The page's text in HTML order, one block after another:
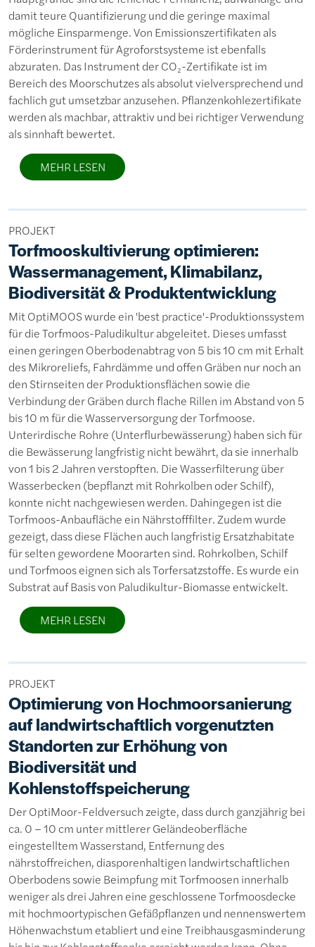
damit teure Quantifizierung und die geringe maximal
mögliche Einsparmenge. Von Emissionszertifikaten als
Förderinstrument für Agroforstsysteme ist ebenfalls
abzuraten. Das Instrument der CO₂-Zertifikate ist im
Bereich des Moorschutzes als absolut vielversprechend und
fachlich gut umsetzbar anzusehen. Pflanzenkohlezertifikate
werden als machbar, attraktiv und bei richtiger Verwendung
als sinnhaft bewertet.
MEHR LESEN
PROJEKT
Torfmooskultivierung optimieren:
Wassermanagement, Klimabilanz,
Biodiversität & Produktentwicklung
Mit OptiMOOS wurde ein 'best practice'-Produktionssystem
für die Torfmoos-Paludikultur abgeleitet. Dieses umfasst
einen geringen Oberbodenabtrag von 5 bis 10 cm mit Erhalt
des Mikroreliefs, Fahrdämme und offen Gräben nur noch an
den Stirnseiten der Produktionsflächen sowie die
Verbindung der Gräben durch flache Rillen im Abstand von 5
bis 10 m für die Wasserversorgung der Torfmoose.
Unterirdische Rohre (Unterflurbewässerung) haben sich für
die Bewässerung langfristig nicht bewährt, da sie innerhalb
von 1 bis 2 Jahren verstopften. Die Wasserfilterung über
Wasserbecken (bepflanzt mit Rohrkolben oder Schilf),
konnte nicht nachgewiesen werden. Dahingegen ist die
Torfmoos-Anbaufläche ein Nährstofffilter. Zudem wurde
gezeigt, dass diese Flächen auch langfristig Ersatzhabitate
für selten gewordene Moorarten sind. Rohrkolben, Schilf
und Torfmoos eignen sich als Torfersatzstoffe. Es wurde ein
Substrat auf Basis von Paludikultur-Biomasse entwickelt.
MEHR LESEN
PROJEKT
Optimierung von Hochmoorsanierung
auf landwirtschaftlich vorgenutzten
Standorten zur Erhöhung von
Biodiversität und
Kohlenstoffspeicherung
Der OptiMoor-Feldversuch zeigte, dass durch ganzjährig bei
ca. 0 – 10 cm unter mittlerer Geländeoberfläche
eingestelltem Wasserstand, Entfernung des
nährstoffreichen, diasporenhaltigen landwirtschaftlichen
Oberbodens sowie Beimpfung mit Torfmoosen innerhalb
weniger als drei Jahren eine geschlossene Torfmoosdecke
mit hochmoortypischen Gefäßpflanzen und nennenswertem
Höhenwachstum etabliert und eine Treibhausgasminderung